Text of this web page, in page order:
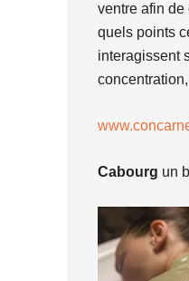
ventre afin de
quels points
interagissent
Cabourg un